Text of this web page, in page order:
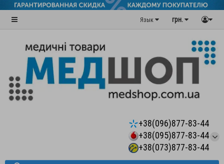
грн.
Язык
+38(096)877-83-44
+38(095)877-83-44
+38(073)877-83-44